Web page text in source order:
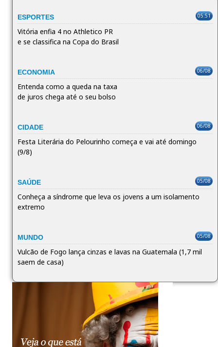
ESPORTES 05:51
Vitória enfia 4 no Athletico PR
e se classifica na Copa do Brasil
ECONOMIA 06/08
Entenda como a queda na taxa
de juros chega até o seu bolso
CIDADE 06/08
Festa Literária do Pelourinho começa e vai até domingo
(9/8)
SAÚDE 05/08
Conheça a síndrome que leva os jovens a um isolamento
extremo
MUNDO 05/08
Vulcão de Fogo lança cinzas e lavas na Guatemala (1,7 mil
saem de casa)